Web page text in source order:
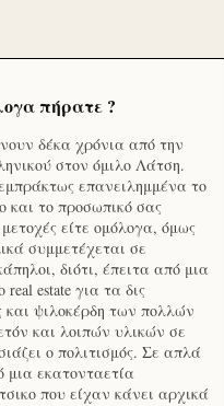
πήρατε ?
δέκα χρόνια από την
στον όμιλο Λάτση.
επανειλημμένα το
και το προσωπικό σας
είτε ομόλογα, όμως
συμμετέχεται σε
διότι, έπειτα από μια
estate για τα δις
και ψιλοκέρδη των πολλών
και λοιπών υλικών σε
ο πολιτισμός. Σε απλά
μια εκατονταετία
που είχαν κάνει αρχικά